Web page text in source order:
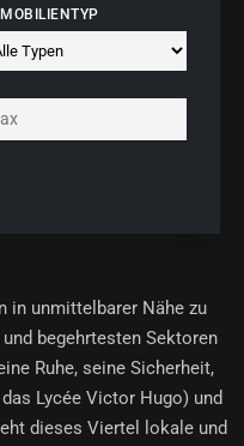
in unmittelbarer Nähe zu
begehrtesten Sektoren
Ruhe, seine Sicherheit,
Lycée Victor Hugo) und
dieses Viertel lokale und